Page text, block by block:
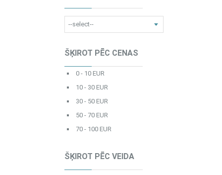
ŠĶIROT PĒC CENAS
0 - 10 EUR
10 - 30 EUR
30 - 50 EUR
50 - 70 EUR
70 - 100 EUR
ŠĶIROT PĒC VEIDA